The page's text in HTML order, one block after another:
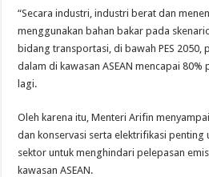
“Secara industri, industri berat dan
menggunakan bahan bakar pada
bidang transportasi, di bawah PES 2050,
dalam di kawasan ASEAN mencapai 80%
lagi.
Oleh karena itu, Menteri Arifin
dan konservasi serta elektrifikasi penting
sektor untuk menghindari pelepasan
kawasan ASEAN.